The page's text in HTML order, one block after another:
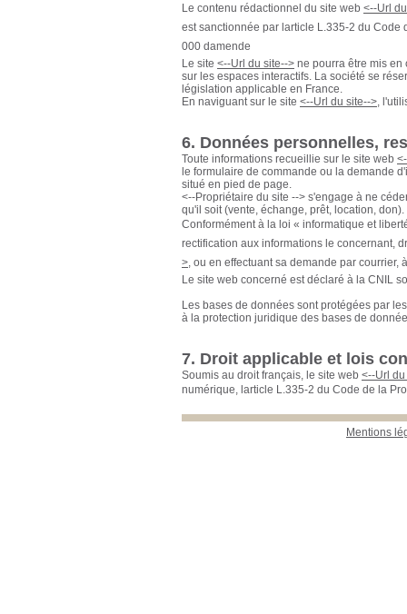
Le contenu rédactionnel du site web <--Url
est sanctionnée par larticle L.335-2 du
000 damende
Le site <--Url du site--> ne pourra être mis en
sur les espaces interactifs. La société se
législation applicable en France.
En naviguant sur le site <--Url du site-->,
6. Données personnelles,
Toute informations recueillie sur le site web
le formulaire de commande ou la demande
situé en pied de page.
<--Propriétaire du site --> s'engage à ne
qu'il soit (vente, échange, prêt, location, don).
Conformément à la loi « informatique et
rectification aux informations le concernant,
>, ou en effectuant sa demande par courrier,
Le site web concerné est déclaré à la CNIL
Les bases de données sont protégées par
à la protection juridique des bases de
7. Droit applicable et lois
Soumis au droit français, le site web <--Url
numérique, larticle L.335-2 du Code de la
Mentions